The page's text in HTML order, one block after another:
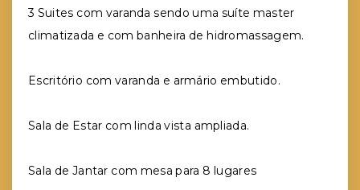
3 Suites com varanda sendo uma suíte master
climatizada e com banheira de hidromassagem.
Escritório com varanda e armário embutido.
Sala de Estar com linda vista ampliada.
Sala de Jantar com mesa para 8 lugares